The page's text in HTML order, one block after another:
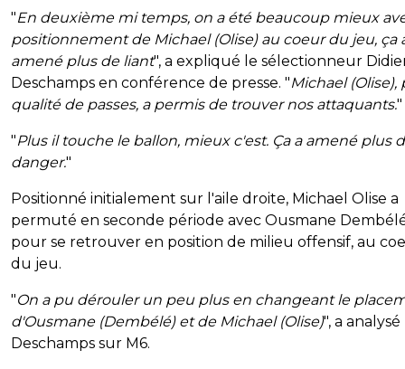
"En deuxième mi temps, on a été beaucoup mieux
positionnement de Michael (Olise) au coeur du jeu, ça
amené plus de liant", a expliqué le sélectionneur
Deschamps en conférence de presse. "Michael (Olise),
qualité de passes, a permis de trouver nos attaquants."
"Plus il touche le ballon, mieux c'est. Ça a amené plus
danger."
Positionné initialement sur l'aile droite, Michael Olise a
permuté en seconde période avec Ousmane
pour se retrouver en position de milieu offensif, au
du jeu.
"On a pu dérouler un peu plus en changeant le
d'Ousmane (Dembélé) et de Michael (Olise)", a
Deschamps sur M6.